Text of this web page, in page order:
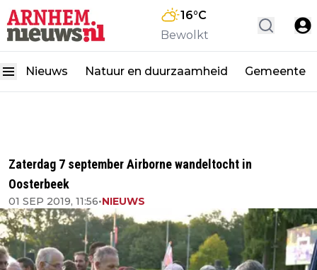
16°C
Bewolkt
Nieuws Natuur en duurzaamheid Gemeente
Zaterdag 7 september Airborne wandeltocht in
Oosterbeek
01 SEP 2019, 11:56•NIEUWS